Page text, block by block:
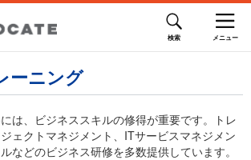
ーニング
は、ビジネススキルの修得が重要です。トレ
ェクトマネジメント、ITサービスマネジメン
などのビジネス研修を多数提供しています。